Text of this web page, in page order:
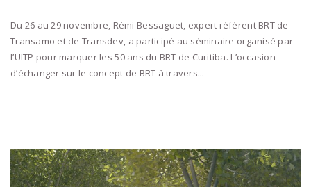
Du 26 au 29 novembre, Rémi Bessaguet, expert référent BRT de
Transamo et de Transdev, a participé au séminaire organisé par
l’UITP pour marquer les 50 ans du BRT de Curitiba. L’occasion
d’échanger sur le concept de BRT à travers...